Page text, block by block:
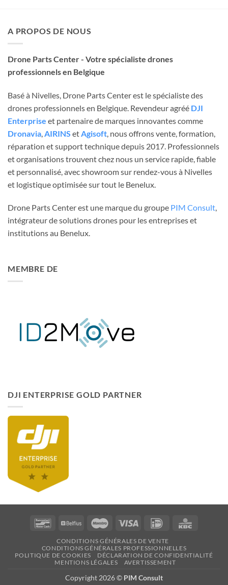
A PROPOS DE NOUS
Drone Parts Center - Votre spécialiste drones
professionnels en Belgique
Basé à Nivelles, Drone Parts Center est le spécialiste des
drones professionnels en Belgique. Revendeur agréé DJI
Enterprise et partenaire de marques innovantes comme
Dronavia AIRINS et Agisoft , nous offrons vente, formation,
réparation et support technique depuis 2017. Professionnels
et organisations trouvent chez nous un service rapide, fiable
et personnalisé, avec showroom sur rendez-vous à Nivelles
et logistique optimisée sur tout le Benelux.
Drone Parts Center est une marque du groupe PIM Consult,
intégrateur de solutions drones pour les entreprises et
institutions au Benelux.
MEMBRE DE
DJI ENTERPRISE GOLD PARTNER
BancontactBelfius Maestro Idéal
CONDITIONS GÉNÉRALES DE VENTE
CONDITIONS GÉNÉRALES PROFESSIONNELLES
POLITIQUE DE COOKIES
DÉCLARATION DE CONFIDENTIALITÉ
MENTIONS LÉGALES
AVERTISSEMENT
Copyright 2026 © PIM Consult